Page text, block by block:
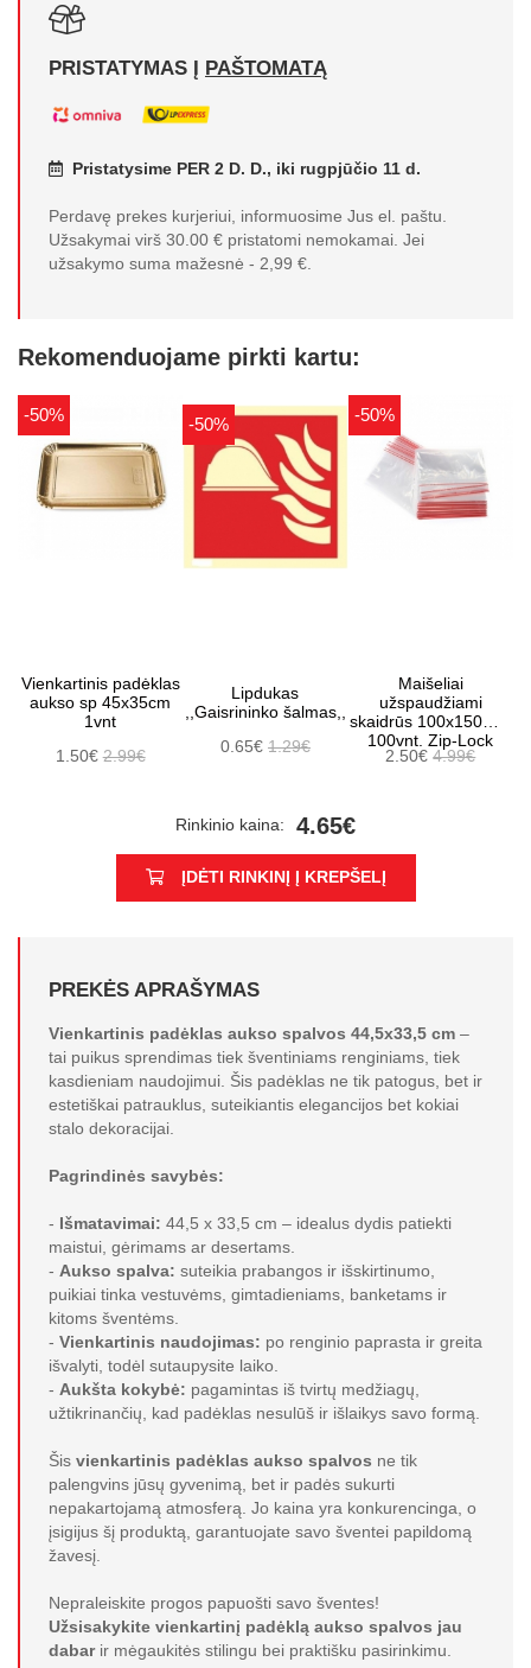
PRISTATYMAS Į PAŠTOMATĄ
Pristatysime PER 2 D. D., iki rugpjūčio 11 d.
Perdavę prekes kurjeriui, informuosime Jus el. paštu.
Užsakymai virš 30.00 € pristatomi nemokamai. Jei
užsakymo suma mažesnė - 2,99 €.
Rekomenduojame pirkti kartu:
-50%
Vienkartinis padėklas
aukso sp 45x35cm
1vnt
1.50€2.99€
-50%
Lipdukas
,,Gaisrininko šalmas,,
0.65€ 1.29€
-50%
Maišeliai
užspaudžiami
skaidrūs 100x150mm
100vnt. Zip-Lock
2.50€4.99€
Rinkinio kaina: 4.65€
ĮDĖTI RINKINĮ Į KREPŠELĮ
PREKĖS APRAŠYMAS
Vienkartinis padėklas aukso spalvos 44,5x33,5 cm –
tai puikus sprendimas tiek šventiniams renginiams, tiek
kasdieniam naudojimui. Šis padėklas ne tik patogus, bet ir
estetiškai patrauklus, suteikiantis elegancijos bet kokiai
stalo dekoracijai.
Pagrindinės savybės:
- Išmatavimai: 44,5 x 33,5 cm – idealus dydis patiekti
maistui, gėrimams ar desertams.
- Aukso spalva: suteikia prabangos ir išskirtinumo,
puikiai tinka vestuvėms, gimtadieniams, banketams ir
kitoms šventėms.
- Vienkartinis naudojimas: po renginio paprasta ir greita
išvalyti, todėl sutaupysite laiko.
- Aukšta kokybė: pagamintas iš tvirtų medžiagų,
užtikrinančių, kad padėklas nesulūš ir išlaikys savo formą.
Šis vienkartinis padėklas aukso spalvos ne tik
palengvins jūsų gyvenimą, bet ir padės sukurti
nepakartojamą atmosferą. Jo kaina yra konkurencinga, o
įsigijus šį produktą, garantuojate savo šventei papildomą
žavesį.
Nepraleiskite progos papuošti savo šventes!
Užsisakykite vienkartinį padėklą aukso spalvos jau
dabarir mėgaukitės stilingu bei praktišku pasirinkimu.